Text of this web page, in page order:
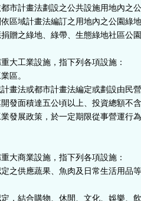
市計畫法劃設之公共設施用地內之
區域計畫法編訂之用地內之公園綠
贈之綠地、綠帶、生態綠地社區公
大工業設施，指下列各項設施：
區。
畫法或都市計畫法編定或劃設由民
發面積達五公頃以上、投資總額不
發展政策，於一定期限從事營運行
大商業設施，指下列各項設施：
之供應蔬果、魚肉及日常生活用品
，結合購物、休閒、文化、娛樂、